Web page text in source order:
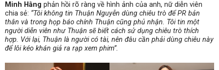
Minh Hằng phản hồi rõ ràng về hình ảnh của anh, nữ diễn viên
chia sẻ: “Tôi không tin Thuận Nguyễn dùng chiêu trò để PR bản
thân và trong họp báo chính Thuận cũng phủ nhận. Tôi tin một
người diễn viên như Thuận sẽ biết cách sử dụng chiêu trò thích
hợp. Với lại, Thuận là người có tài, nên đâu cần phải dùng chiêu này
để lôi kéo khán giả ra rạp xem phim”.